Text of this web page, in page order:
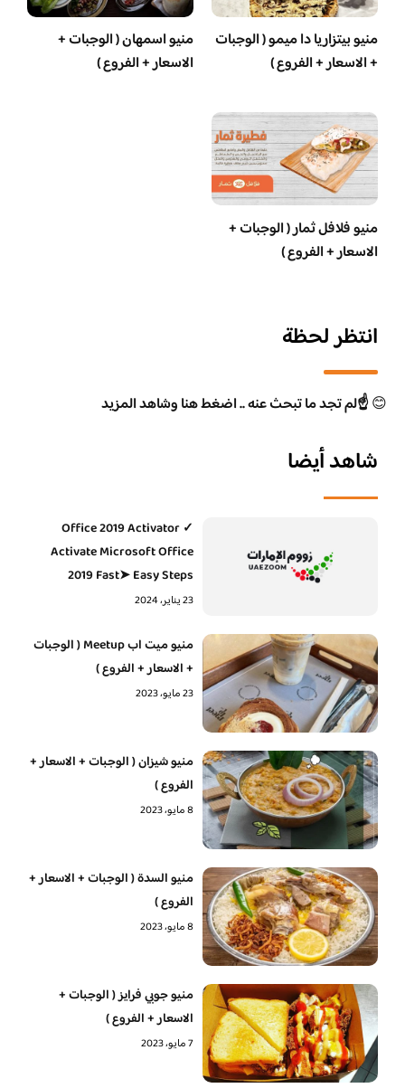
منيو بيتزاريا دا ميمو ( الوجبات
+ الاسعار + الفروع )
منيو اسمهان ( الوجبات +
الاسعار + الفروع )
منيو فلافل ثمار ( الوجبات +
الاسعار + الفروع )
انتظر لحظة
😊☝️لم تجد ما تبحث عنه .. اضغط هنا وشاهد المزيد
شاهد أيضا
Office 2019 Activator ✓
Activate Microsoft Office
2019 Fast➤ Easy Steps
23 يناير، 2024
منيو ميت اب Meetup ( الوجبات
+ الاسعار + الفروع )
23 مايو، 2023
منيو شيزان ( الوجبات + الاسعار +
الفروع )
8 مايو، 2023
منيو السدة ( الوجبات + الاسعار +
الفروع )
8 مايو، 2023
منيو جوبي فرايز ( الوجبات +
الاسعار + الفروع )
7 مايو، 2023